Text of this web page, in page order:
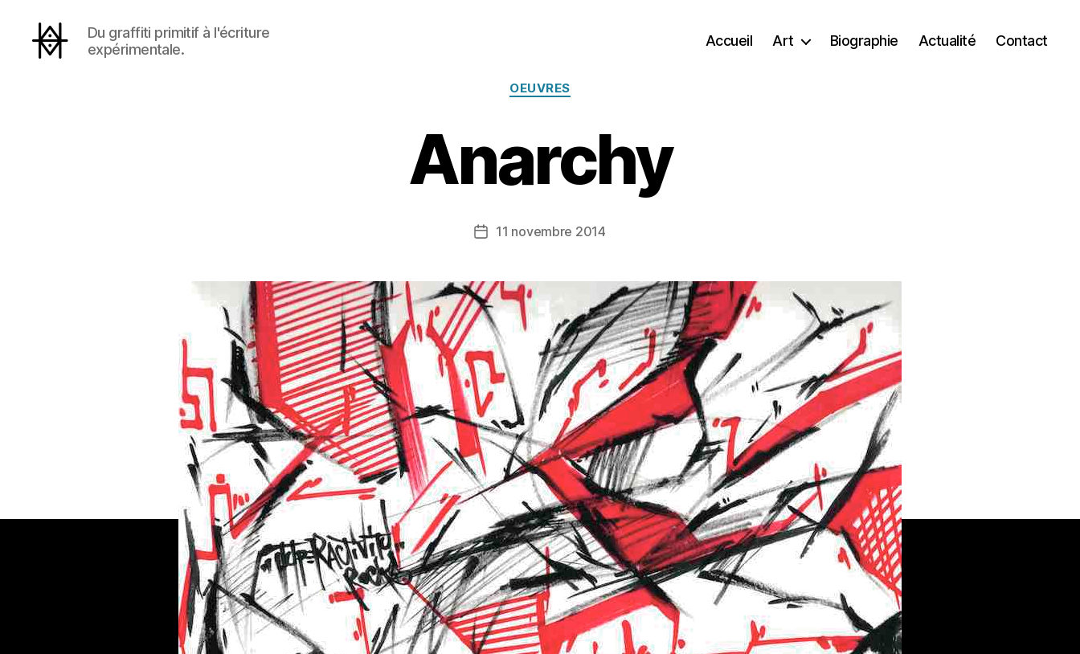
Du graffiti primitif à l'écriture
expérimentale.
Accueil Art Biographie Actualité Contact
Catégories
OEUVRES
Anarchy
Date11 novembre 2014